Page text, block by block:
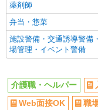
薬剤師
弁当・惣菜
施設警備・交通誘導警備
場管理・イベント警備
介護職・ヘルパー
Web面接OK
職